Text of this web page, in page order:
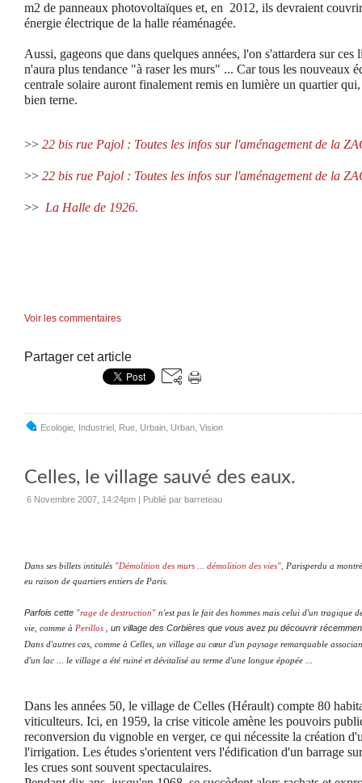
m2 de panneaux photovoltaïques et, en 2012, ils devraient
énergie électrique de la halle réaménagée.
Aussi, gageons que dans quelques années, l'on s'attardera sur
n'aura plus tendance "à raser les murs" ... Car tous les nouveaux
centrale solaire auront finalement remis en lumière un quartier
bien terne.
>> 22 bis rue Pajol : Toutes les infos sur l'aménagement de la
>> 22 bis rue Pajol : Toutes les infos sur l'aménagement de la
>> La Halle de 1926.
Voir les commentaires
Partager cet article
Ecologie Industriel Rue Urbain Urban Vision
Celles, le village sauvé des eaux.
6 Novembre 2007, 14:24pm | Publié par barreteau
Dans ses billets intitulés "Démolition des murs ... démolition des vies"
Parisperdu a
eu raison de quartiers entiers de Paris.
Parfois cette "rage de destruction" n'est pas le fait des hommes mais celui d'un tragique
vie, comme à Perillos , un village des Corbières que vous avez pu découvrir
Dans d'autres cas, comme à Celles, un village au cœur d'un paysage remarquable
d'un lac ... le village a été ruiné et dévitalisé au terme d'une longue épopée ...
Dans les années 50, le village de Celles (Hérault) compte 80
viticulteurs. Ici, en 1959, la crise viticole amène les pouvoirs
reconversion du vignoble en verger, ce qui nécessite la création
l'irrigation. Les études s'orientent vers l'édification d'un barrage
les crues sont souvent spectaculaires.